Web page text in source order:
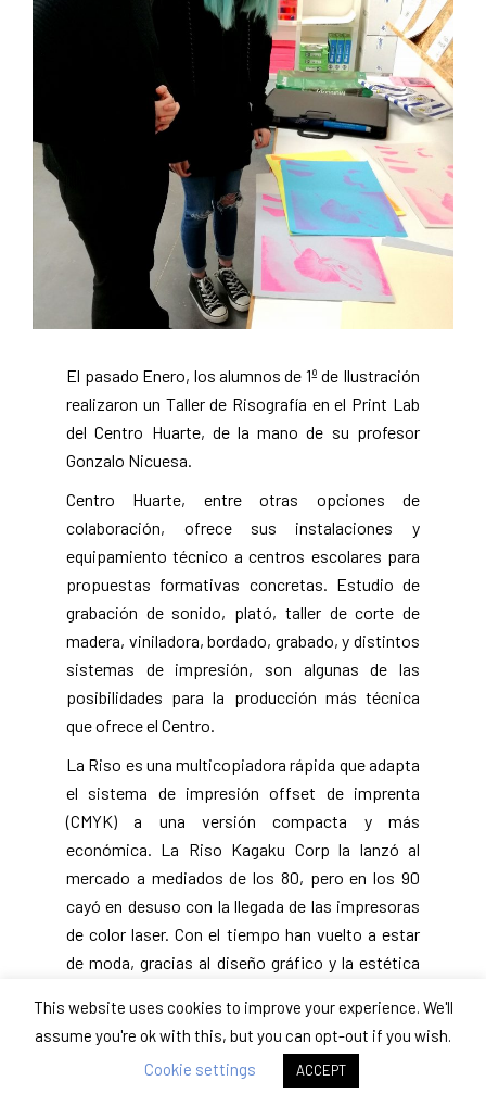
El pasado Enero, los alumnos de 1º de Ilustración
realizaron un Taller de Risografía en el Print Lab
del Centro Huarte, de la mano de su profesor
Gonzalo Nicuesa.
Centro Huarte, entre otras opciones de
colaboración, ofrece sus instalaciones y
equipamiento técnico a centros escolares para
propuestas formativas concretas. Estudio de
grabación de sonido, plató, taller de corte de
madera, viniladora, bordado, grabado, y distintos
sistemas de impresión, son algunas de las
posibilidades para la producción más técnica
que ofrece el Centro.
La Riso es una multicopiadora rápida que adapta
el sistema de impresión offset de imprenta
(CMYK) a una versión compacta y más
económica. La Riso Kagaku Corp la lanzó al
mercado a mediados de los 80, pero en los 90
cayó en desuso con la llegada de las impresoras
de color laser. Con el tiempo han vuelto a estar
de moda, gracias al diseño gráfico y la estética
El taller se enmarca dentro de la asignatura de
Fundamentos de la Representación, en la que
están trabajando el tema del Color. Los alumnos
This website uses cookies to improve your experience. We'll
assume you're ok with this, but you can opt-out if you wish.
Cookie settings
ACCEPT